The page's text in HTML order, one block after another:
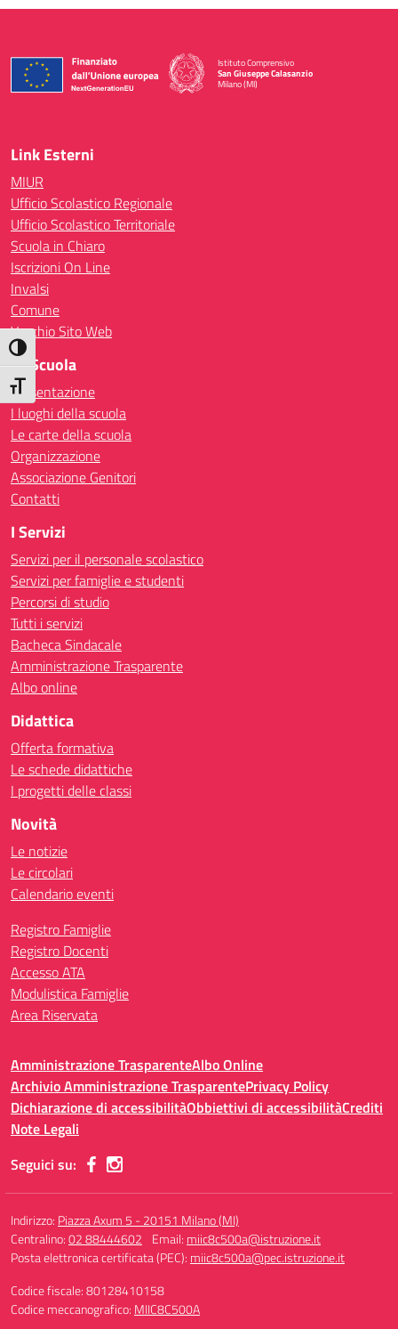
Attiva/disattiva alto contrasto
Attiva/disattiva dimensione testo
Istituto Comprensivo
San Giuseppe Calasanzio
Milano (MI)
— Visita la pagina iniziale della scuola
Link Esterni
MIUR
Ufficio Scolastico Regionale
Ufficio Scolastico Territoriale
Scuola in Chiaro
Iscrizioni On Line
Invalsi
Comune
Vecchio Sito Web
La Scuola
Presentazione
I luoghi della scuola
Le carte della scuola
Organizzazione
Associazione Genitori
Contatti
I Servizi
Servizi per il personale scolastico
Servizi per famiglie e studenti
Percorsi di studio
Tutti i servizi
Bacheca Sindacale
Amministrazione Trasparente
Albo online
Didattica
Offerta formativa
Le schede didattiche
I progetti delle classi
Novità
Le notizie
Le circolari
Calendario eventi
Registro Famiglie
Registro Docenti
Accesso ATA
Modulistica Famiglie
Area Riservata
Amministrazione TrasparenteAlbo Online
Archivio Amministrazione TrasparentePrivacy Policy
Dichiarazione di accessibilitàObbiettivi di accessibilitàCrediti
Note Legali
Seguici su:
Indirizzo: Piazza Axum 5 - 20151 Milano (MI)
Centralino:02 88444602 Email: miic8c500a@istruzione.it
Posta elettronica certificata (PEC): miic8c500a@pec.istruzione.it
Codice fiscale: 80128410158
Codice meccanografico: MIIC8C500A